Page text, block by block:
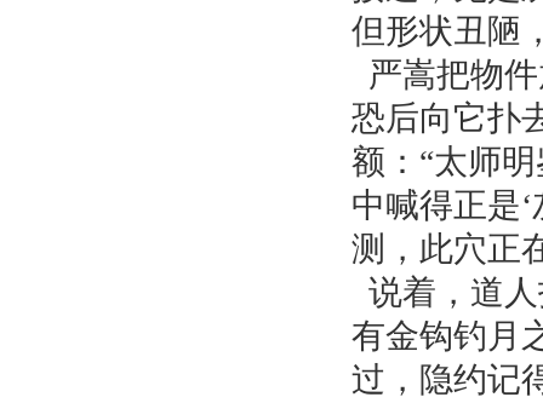
但形状丑陋
严嵩把物
恐后向它扑
额：“太师
中喊得正是
测，此穴正
说着，道
有金钩钓月
过，隐约记